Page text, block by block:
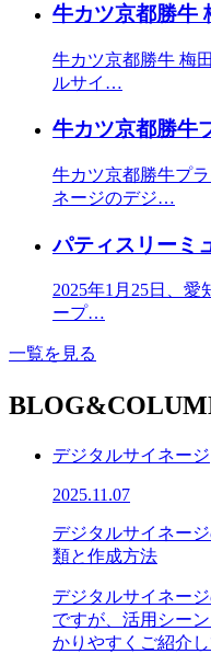
牛カツ京都勝牛
牛カツ京都勝牛 梅
ルサイ…
牛カツ京都勝牛
牛カツ京都勝牛プ
ネージのデジ…
パティスリーミ
2025年1月25日、
ープ…
一覧を見る
デジタルサイネージ
2025.11.07
デジタルサイネー
類と作成方法
デジタルサイネー
ですが、活用シー
かりやすくご紹介し